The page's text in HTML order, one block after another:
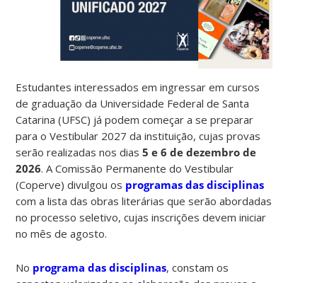
Estudantes interessados em ingressar em cursos
de graduação da Universidade Federal de Santa
Catarina (UFSC) já podem começar a se preparar
para o Vestibular 2027 da instituição, cujas provas
serão realizadas nos dias5 e 6 de dezembro de
2026. A Comissão Permanente do Vestibular
(Coperve) divulgou os programas das disciplinas
com a lista das obras literárias que serão abordadas
no processo seletivo, cujas inscrições devem iniciar
no mês de agosto.
No programa das disciplinas, constam os